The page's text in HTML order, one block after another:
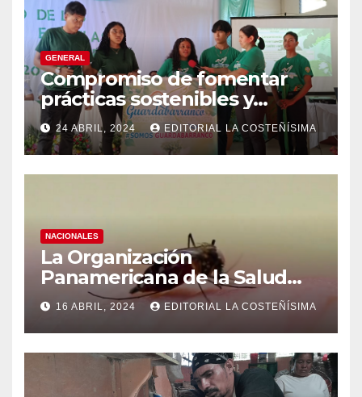
GENERAL
Compromiso de fomentar
prácticas sostenibles y
conciencia ecológica en las
instituciones educativas
24 ABRIL, 2024 EDITORIAL LA COSTEÑÍSIMA
NACIONALES
La Organización
Panamericana de la Salud
(OPS), recomienda reforzar
medidas ante el aumento de
casos de dengue
16 ABRIL, 2024 EDITORIAL LA COSTEÑÍSIMA